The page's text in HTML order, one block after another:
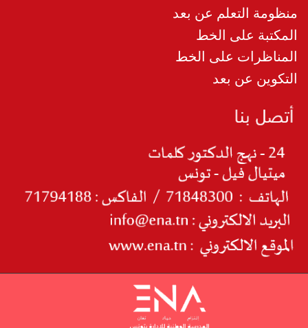
منظومة التعلم عن بعد
المكتبة على الخط
المناظرات على الخط
التكوين عن بعد